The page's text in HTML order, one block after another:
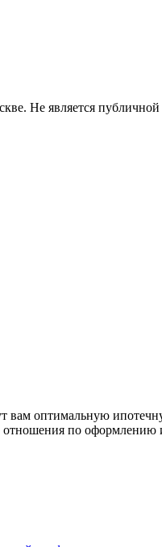
Не является
вам оптимальную
по оформлению